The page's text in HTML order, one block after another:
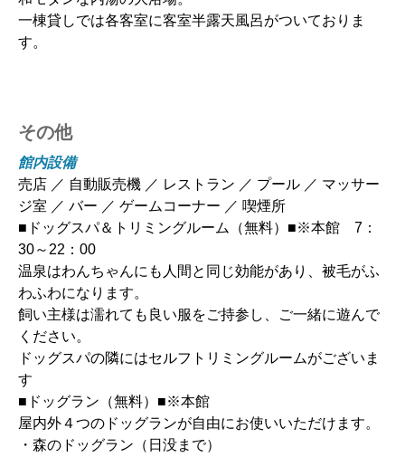
一棟貸しでは各客室に客室半露天風呂がついておりま
す。
その他
館内設備
売店 ／ 自動販売機 ／ レストラン ／ プール ／ マッサー
ジ室 ／ バー ／ ゲームコーナー ／ 喫煙所
■ドッグスパ＆トリミングルーム（無料）■※本館 7：
30～22：00
温泉はわんちゃんにも人間と同じ効能があり、被毛がふ
わふわになります。
飼い主様は濡れても良い服をご持参し、ご一緒に遊んで
ください。
ドッグスパの隣にはセルフトリミングルームがございま
す
■ドッグラン（無料）■※本館
屋内外４つのドッグランが自由にお使いいただけます。
・森のドッグラン（日没まで）